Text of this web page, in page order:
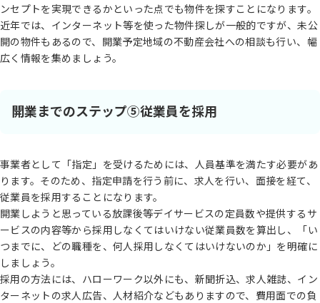
ンセプトを実現できるかといった点でも物件を探すことになります。
近年では、インターネット等を使った物件探しが一般的ですが、未公
開の物件もあるので、開業予定地域の不動産会社への相談も行い、幅
広く情報を集めましょう。
開業までのステップ⑤従業員を採用
事業者として「指定」を受けるためには、人員基準を満たす必要があ
ります。そのため、指定申請を行う前に、求人を行い、面接を経て、
従業員を採用することになります。
開業しようと思っている放課後等デイサービスの定員数や提供するサ
ービスの内容等から採用しなくてはいけない従業員数を算出し、「い
つまでに、どの職種を、何人採用しなくてはいけないのか」を明確に
しましょう。
採用の方法には、ハローワーク以外にも、新聞折込、求人雑誌、イン
ターネットの求人広告、人材紹介などもありますので、費用面での負